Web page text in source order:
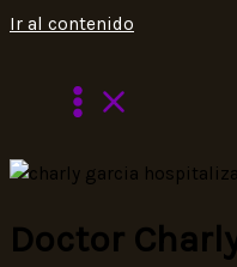
Ir al contenido
Doctor